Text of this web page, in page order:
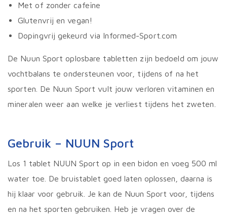
Met of zonder cafeïne
Glutenvrij en vegan!
Dopingvrij gekeurd via Informed-Sport.com
De Nuun Sport oplosbare tabletten zijn bedoeld om jouw
vochtbalans te ondersteunen voor, tijdens of na het
sporten. De Nuun Sport vult jouw verloren vitaminen en
mineralen weer aan welke je verliest tijdens het zweten.
Gebruik – NUUN Sport
Los 1 tablet NUUN Sport op in een bidon en voeg 500 ml
water toe. De bruistablet goed laten oplossen, daarna is
hij klaar voor gebruik. Je kan de Nuun Sport voor, tijdens
en na het sporten gebruiken. Heb je vragen over de